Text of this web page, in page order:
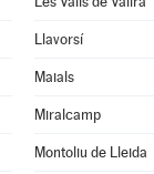
Llavorsí
Maials
Miralcamp
Montoliu de Lleida